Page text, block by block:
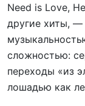
Need is Love,
другие хиты, —
сложностью:
переходы «из
лошадью как